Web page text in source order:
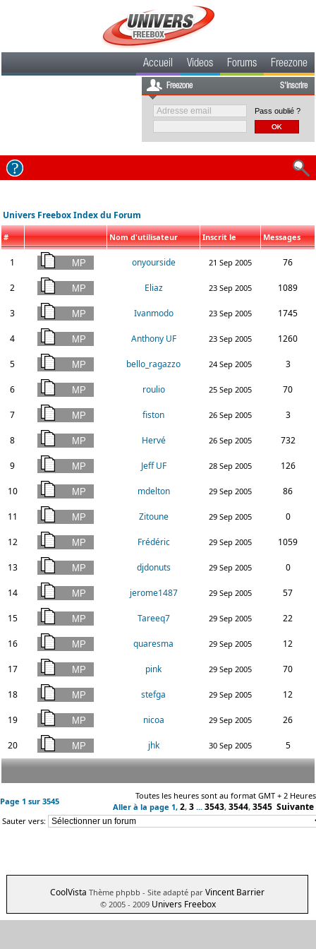
Accueil Videos Forums Freezone
Freezone S'inscrire
Pass oublié ?
Univers Freebox Index du Forum
# Nom d'utilisateur Inscrit le Messages
1 onyourside 21 Sep 2005 76
2 Eliaz 23 Sep 2005 1089
3 Ivanmodo 23 Sep 2005 1745
4 Anthony UF 23 Sep 2005 1260
5 bello_ragazzo 24 Sep 2005 3
6 roulio 25 Sep 2005 70
7 fiston 26 Sep 2005 3
8 Hervé 26 Sep 2005 732
9 Jeff UF 28 Sep 2005 126
10 mdelton 29 Sep 2005 86
11 Zitoune 29 Sep 2005 0
12 Frédéric 29 Sep 2005 1059
13 djdonuts 29 Sep 2005 0
14 jerome1487 29 Sep 2005 57
15 Tareeq7 29 Sep 2005 22
16 quaresma 29 Sep 2005 12
17 pink 29 Sep 2005 70
18 stefga 29 Sep 2005 12
19 nicoa 29 Sep 2005 26
20 jhk 30 Sep 2005 5
Page 1 sur 3545
Toutes les heures sont au format GMT + 2 Heures
Aller à la page 1, 2, 3 ... 3543, 3544, 3545 Suivante
Sauter vers:
CoolVista Thème phpbb - Site adapté par Vincent Barrier
© 2005 - 2009 Univers Freebox